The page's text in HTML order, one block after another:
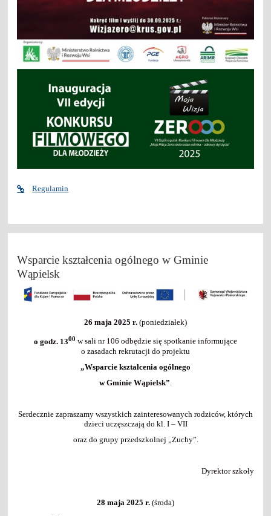
Regulamin
Wsparcie kształcenia ogólnego w Gminie
Wąpielsk
26 maja 2025 r. (poniedziałek)
o godz. 1300 w sali nr 106 odbędzie się spotkanie informujące
o zasadach rekrutacji do projektu
„Wsparcie kształcenia ogólnego
w Gminie Wąpielsk”
Serdecznie zapraszamy wszystkich zainteresowanych rodziców, których
dzieci uczęszczają do kl. I – VII
oraz do grupy przedszkolnej „Zuchy”.
Dyrektor szkoły
28 maja 2025 r. (środa)